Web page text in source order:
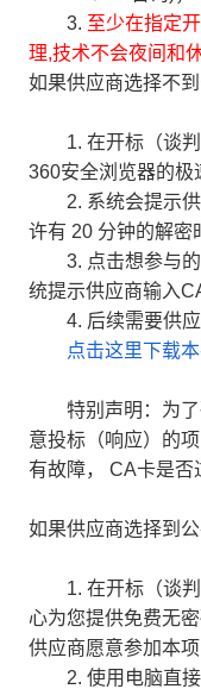
3. 至少在指定
理,技术不会夜间和
如果供应商选择不
1. 在开标（谈判
360安全浏览器的极
2. 系统会提示供
许有 20 分钟的解密
3. 点击想参与的
统提示供应商输入
4. 后续需要供应
点击这里下载
特别声明：为了
意投标（响应）的
有故障， CA卡是否
如果供应商选择到
1. 在开标（谈判
心为您提供免费无
供应商愿意参加本项
2. 使用电脑直接